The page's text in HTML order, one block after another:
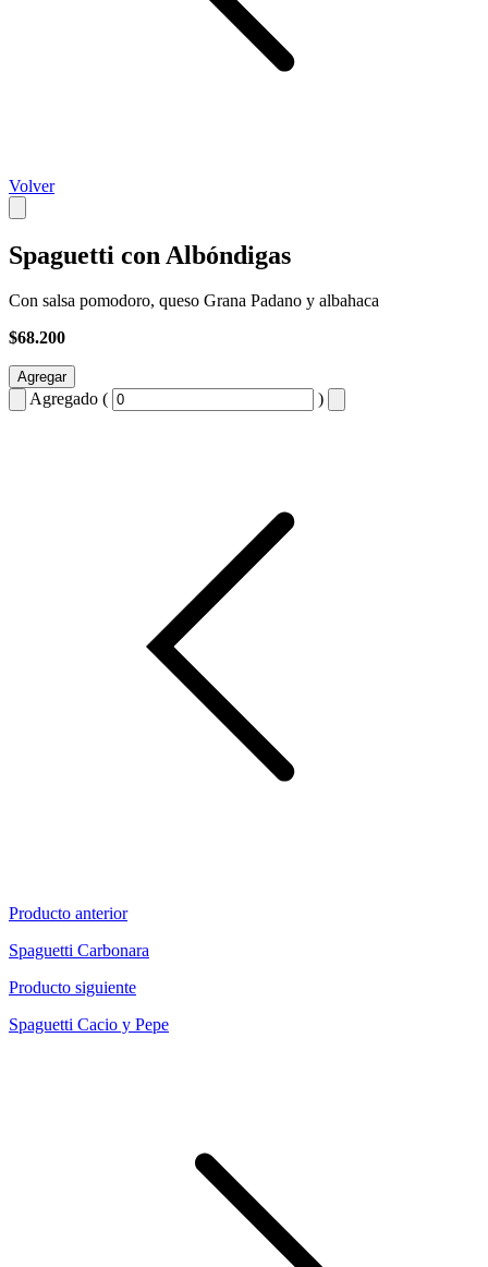
Volver
Spaguetti con Albóndigas
Con salsa pomodoro, queso Grana Padano y albahaca
$68.200
Agregar
Agregado ( )
Producto anterior
Spaguetti Carbonara
Producto siguiente
Spaguetti Cacio y Pepe